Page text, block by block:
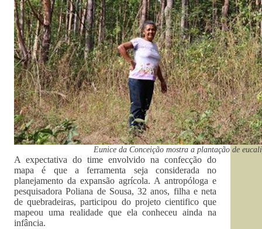
Eunice da Conceição mostra a plantação de
A expectativa do time envolvido na confecção do
mapa é que a ferramenta seja considerada no
planejamento da expansão agrícola. A antropóloga e
pesquisadora Poliana de Sousa, 32 anos, filha e neta
de quebradeiras, participou do projeto cientifico que
mapeou uma realidade que ela conheceu ainda na
infância.